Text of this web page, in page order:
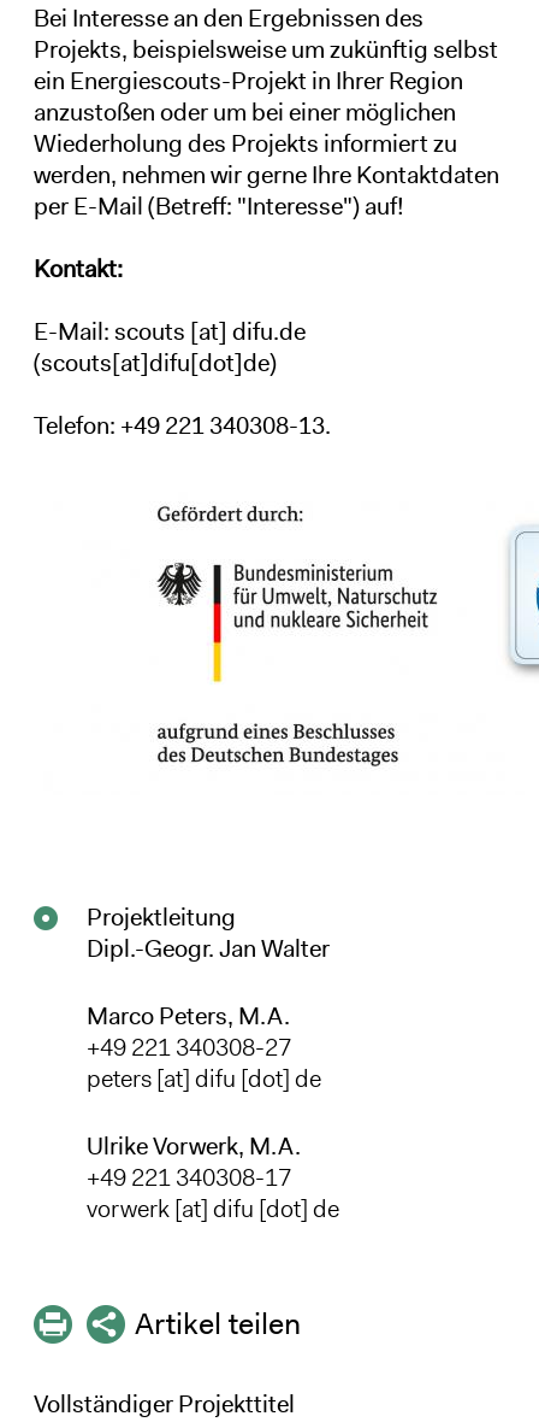
Bei Interesse an den Ergebnissen des
Projekts, beispielsweise um zukünftig selbst
ein Energiescouts-Projekt in Ihrer Region
anzustoßen oder um bei einer möglichen
Wiederholung des Projekts informiert zu
werden, nehmen wir gerne Ihre Kontaktdaten
per E-Mail (Betreff: "Interesse") auf!
Kontakt:
E-Mail:scouts [at] difu.de
(scouts[at]difu[dot]de)
Telefon: +49 221 340308-13.
Projektleitung
Dipl.-Geogr. Jan Walter
Marco Peters, M.A.
+49 221 340308-27
peters[at]difu [dot]de
Ulrike Vorwerk, M.A.
+49 221 340308-17
vorwerk[at]difu [dot]de
Artikel teilen
Vollständiger Projekttitel